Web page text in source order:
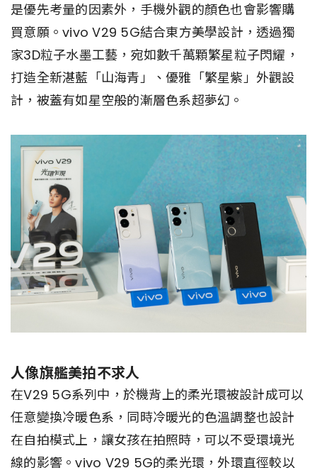
是優先考量的因素外，手機外觀的顏色也會影響購
買意願。vivo V29 5G結合東方美學設計，透過獨
家3D粒子水墨工藝，宛如數千萬顆繁星粒子閃耀，
打造全新湛藍「山海青」、優雅「繁星紫」外觀設
計，被蓋有如星空般的漸層色系超夢幻。
人像旗艦美拍不求人
在V29 5G系列中，於機背上的柔光環被設計成可以
任意變換冷暖色系，同時冷暖光的色溫調整也設計
在自拍模式上，讓女孩在拍照時，可以不受環境光
線的影響。vivo V29 5G的柔光環，外環直徑較以